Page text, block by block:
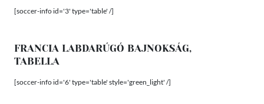
[soccer-info id='3' type='table' /]
FRANCIA LABDARÚGÓ BAJNOKSÁG,
TABELLA
[soccer-info id='6' type='table' style='green_light' /]